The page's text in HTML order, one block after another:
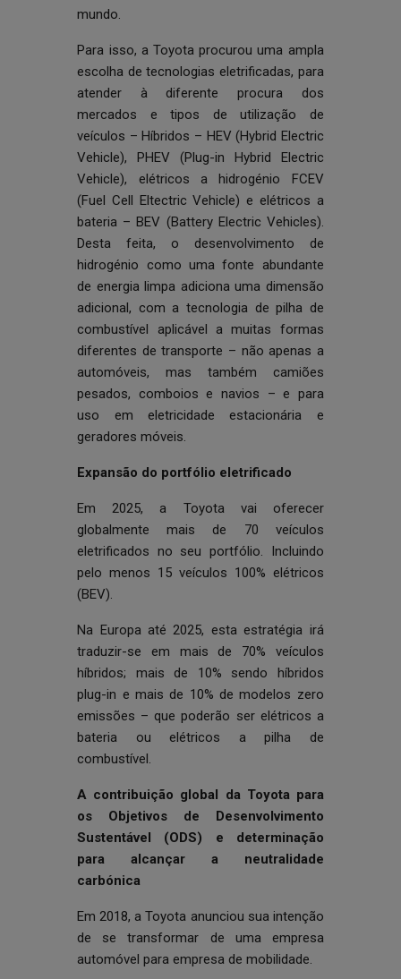
mundo.
Para isso, a Toyota procurou uma ampla
escolha de tecnologias eletrificadas, para
atender à diferente procura dos
mercados e tipos de utilização de
veículos – Híbridos – HEV (Hybrid Electric
Vehicle), PHEV (Plug-in Hybrid Electric
Vehicle), elétricos a hidrogénio FCEV
(Fuel Cell Eltectric Vehicle) e elétricos a
bateria – BEV (Battery Electric Vehicles).
Desta feita, o desenvolvimento de
hidrogénio como uma fonte abundante
de energia limpa adiciona uma dimensão
adicional, com a tecnologia de pilha de
combustível aplicável a muitas formas
diferentes de transporte – não apenas a
automóveis, mas também camiões
pesados, comboios e navios – e para
uso em eletricidade estacionária e
geradores móveis.
Expansão do portfólio eletrificado
Em 2025, a Toyota vai oferecer
globalmente mais de 70 veículos
eletrificados no seu portfólio. Incluindo
pelo menos 15 veículos 100% elétricos
(BEV).
Na Europa até 2025, esta estratégia irá
traduzir-se em mais de 70% veículos
híbridos; mais de 10% sendo híbridos
plug-in e mais de 10% de modelos zero
emissões – que poderão ser elétricos a
bateria ou elétricos a pilha de
combustível.
A contribuição global da Toyota para
os Objetivos de Desenvolvimento
Sustentável (ODS) e determinação
para alcançar a neutralidade
carbónica
Em 2018, a Toyota anunciou sua intenção
de se transformar de uma empresa
automóvel para empresa de mobilidade.